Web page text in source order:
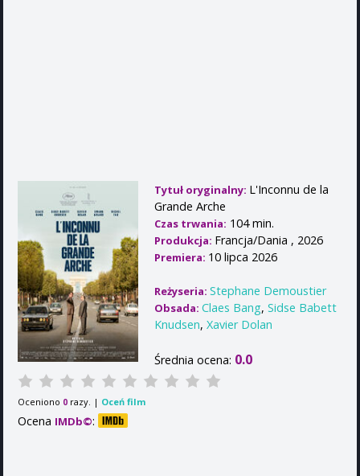
Tytuł oryginalny: L'Inconnu de la
Grande Arche
Czas trwania: 104 min.
Produkcja: Francja/Dania , 2026
Premiera: 10 lipca 2026
Reżyseria: Stephane Demoustier
Obsada: Claes Bang, Sidse Babett
Knudsen, Xavier Dolan
Średnia ocena: 0.0
Oceniono 0 razy. | Oceń film
Ocena IMDb©: